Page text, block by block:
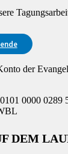
der
0000 0289
DEM